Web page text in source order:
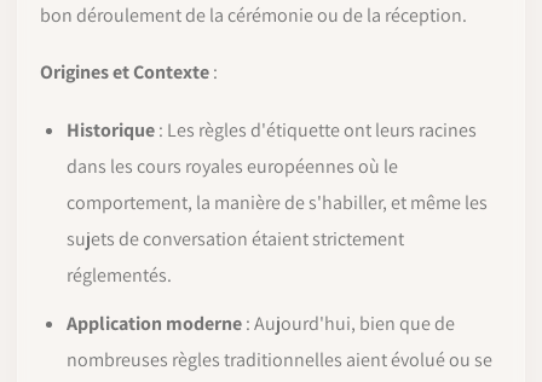
bon déroulement de la cérémonie ou de la réception.
Origines et Contexte:
Historique: Les règles d'étiquette ont leurs racines
dans les cours royales européennes où le
comportement, la manière de s'habiller, et même les
sujets de conversation étaient strictement
réglementés.
Application moderne: Aujourd'hui, bien que de
nombreuses règles traditionnelles aient évolué ou se